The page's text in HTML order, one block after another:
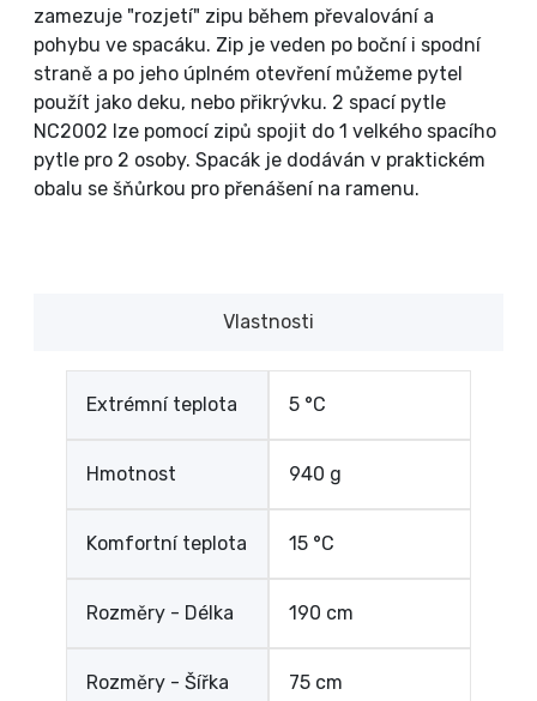
zamezuje "rozjetí" zipu během převalování a
pohybu ve spacáku. Zip je veden po boční i spodní
straně a po jeho úplném otevření můžeme pytel
použít jako deku, nebo přikrývku. 2 spací pytle
NC2002 lze pomocí zipů spojit do 1 velkého spacího
pytle pro 2 osoby. Spacák je dodáván v praktickém
obalu se šňůrkou pro přenášení na ramenu.
Vlastnosti
Extrémní teplota 5 °C
Hmotnost 940 g
Komfortní teplota 15 °C
Rozměry - Délka 190 cm
Rozměry - Šířka 75 cm